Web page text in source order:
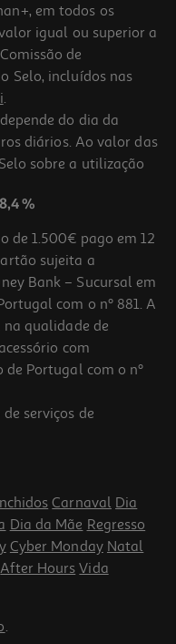
Vanish 950ml
em todos os
igual ou superior a
de
Selo, incluídos nas
.
do dia da
diários. Ao valor das
sobre a utilização
%
de 1.500€ pago em 12
sujeita a
Bank – Sucursal em
com o nº 881. A
qualidade de
com
de Portugal com o nº
serviços de
Carnaval Dia
Dia da Mãe Regresso
Cyber Monday Natal
After Hours Vida
.